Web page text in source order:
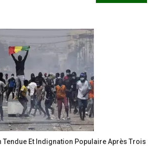
Tendue Et Indignation Populaire Après Trois